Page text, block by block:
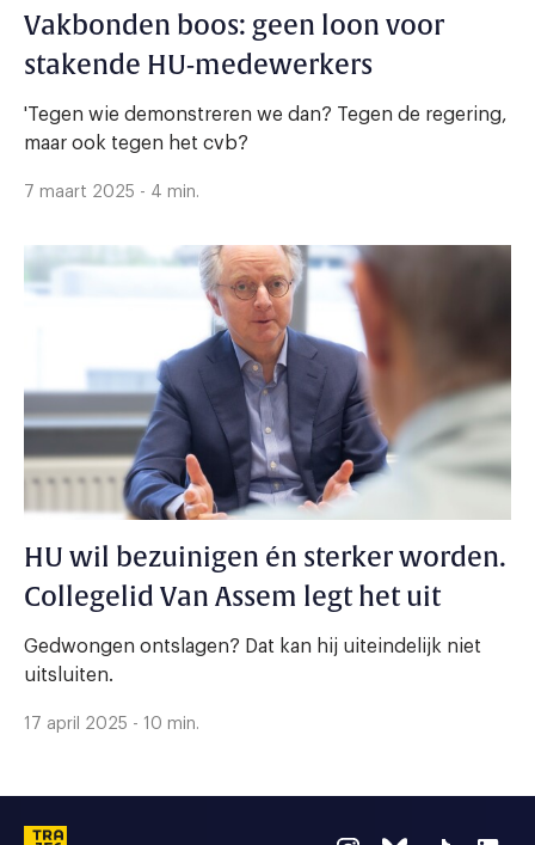
Vakbonden boos: geen loon voor
stakende HU-medewerkers
'Tegen wie demonstreren we dan? Tegen de regering,
maar ook tegen het cvb?
7 maart 2025 - 4 min.
HU wil bezuinigen én sterker worden.
Collegelid Van Assem legt het uit
Gedwongen ontslagen? Dat kan hij uiteindelijk niet
uitsluiten.
17 april 2025 - 10 min.